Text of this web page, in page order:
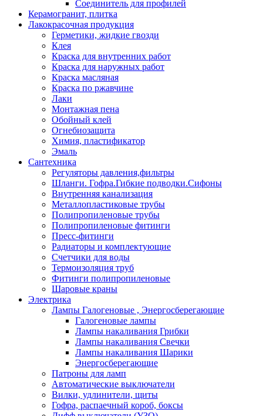
Соединитель для профилей
Керамогранит, плитка
Лакокрасочная продукция
Герметики, жидкие гвозди
Клея
Краска для внутренних работ
Краска для наружных работ
Краска масляная
Краска по ржавчине
Лаки
Монтажная пена
Обойный клей
Огнебиозащита
Химия, пластификатор
Эмаль
Сантехника
Регуляторы давления,фильтры
Шланги. Гофра.Гибкие подводки.Сифоны
Внутренняя канализация
Металлопластиковые трубы
Полипропиленовые трубы
Полипропиленовые фитинги
Пресс-фитинги
Радиаторы и комплектующие
Счетчики для воды
Термоизоляция труб
Фитинги полипропиленовые
Шаровые краны
Электрика
Лампы Галогеновые , Энергосберегающие
Галогеновые лампы
Лампы накаливания Грибки
Лампы накаливания Свечки
Лампы накаливания Шарики
Энергосберегающие
Патроны для ламп
Автоматические выключатели
Вилки, удлинители, щиты
Гофра, распаечный короб, боксы